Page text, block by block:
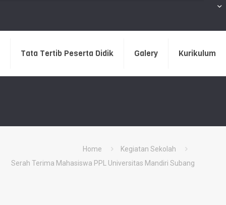
Tata Tertib Peserta Didik Galery Kurikulum
Home
Kegiatan Sekolah
Serah Terima Mahasiswa PPL Universitas Mandiri Subang